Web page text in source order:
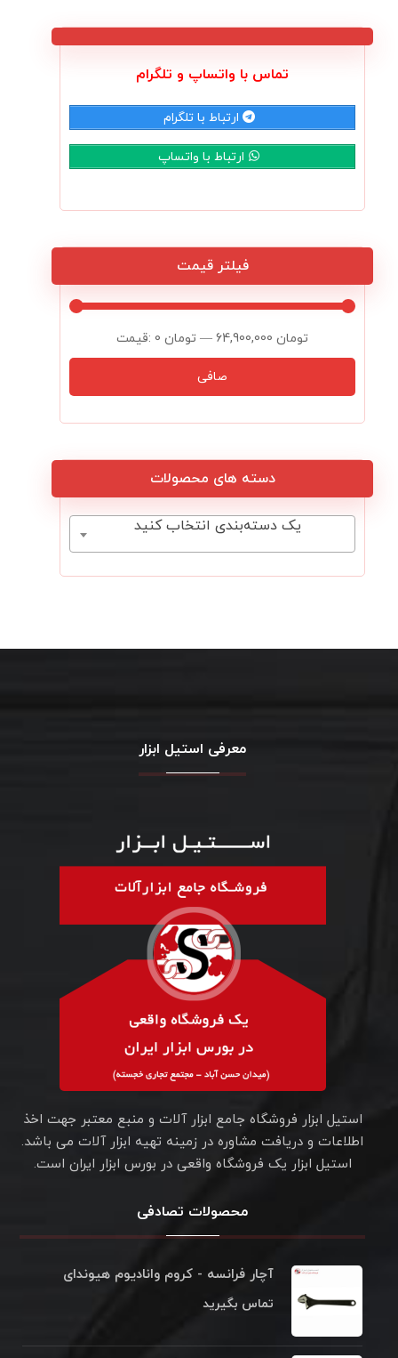
تماس با واتساپ و تلگرام
ارتباط با تلگرام
ارتباط با واتساپ
فیلتر قیمت
صافی
قيمت: 0 تومان — 64,900,000 تومان
دسته های محصولات
یک دسته‌بندی انتخاب کنید
معرفی استیل ابزار
استیل ابزار فروشگاه جامع ابزار آلات و منبع معتبر جهت اخذ
اطلاعات و دریافت مشاوره در زمینه تهیه ابزار آلات می باشد.
استیل ابزار یک فروشگاه واقعی در بورس ابزار ایران است.
محصولات تصادفی
آچار فرانسه - کروم وانادیوم هیوندای
تماس بگیرید